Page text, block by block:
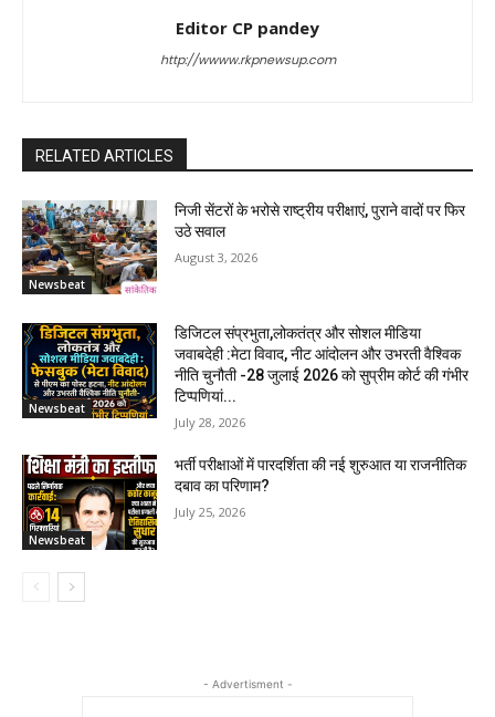
Editor CP pandey
http://wwww.rkpnewsup.com
RELATED ARTICLES
Newsbeat
निजी सेंटरों के भरोसे राष्ट्रीय परीक्षाएं, पुराने वादों पर फिर
उठे सवाल
August 3, 2026
Newsbeat
डिजिटल संप्रभुता,लोकतंत्र और सोशल मीडिया
जवाबदेही :मेटा विवाद, नीट आंदोलन और उभरती वैश्विक
नीति चुनौती -28 जुलाई 2026 को सुप्रीम कोर्ट की गंभीर
टिप्पणियां...
July 28, 2026
Newsbeat
भर्ती परीक्षाओं में पारदर्शिता की नई शुरुआत या राजनीतिक
दबाव का परिणाम?
July 25, 2026
- Advertisment -